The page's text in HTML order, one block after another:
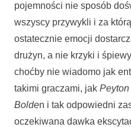
pojemności nie sposób
wszyscy przywykli i za
ostatecznie emocji
drużyn, a nie krzyki i
choćby nie wiadomo jak
takimi graczami, jak
Bolden i tak odpowiedni
oczekiwana dawka